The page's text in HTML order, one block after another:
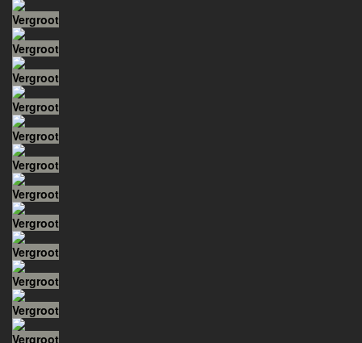
Vergroot
Vergroot
Vergroot
Vergroot
Vergroot
Vergroot
Vergroot
Vergroot
Vergroot
Vergroot
Vergroot
Vergroot